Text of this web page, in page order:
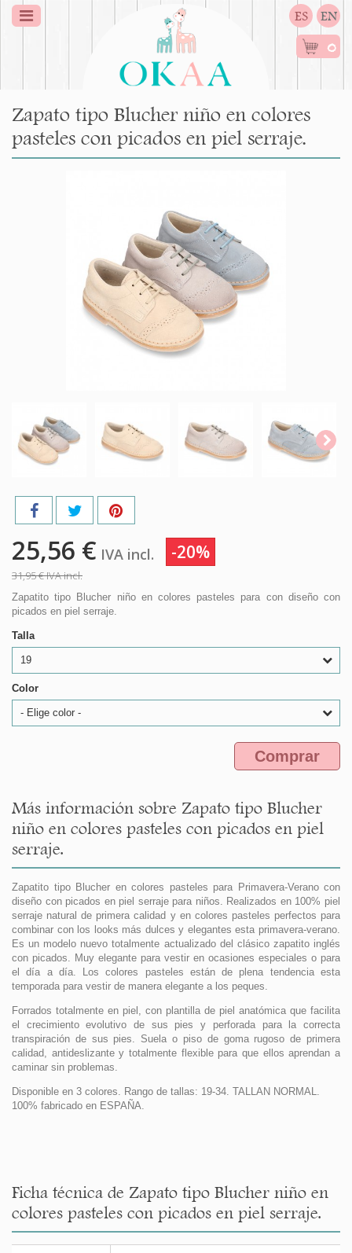
ES EN
0
Zapato tipo Blucher niño en colores
pasteles con picados en piel serraje.
25,56 € IVA incl. -20%
31,95 €IVA incl.
Zapatito tipo Blucher niño en colores pasteles para con diseño con
picados en piel serraje.
Talla
19
Color
- Elige color -
Comprar
Más información sobre Zapato tipo Blucher
niño en colores pasteles con picados en piel
serraje.
Zapatito tipo Blucher en colores pasteles para Primavera-Verano con
diseño con picados en piel serraje para niños. Realizados en 100% piel
serraje natural de primera calidad y en colores pasteles perfectos para
combinar con los looks más dulces y elegantes esta primavera-verano.
Es un modelo nuevo totalmente actualizado del clásico zapatito inglés
con picados. Muy elegante para vestir en ocasiones especiales o para
el día a día. Los colores pasteles están de plena tendencia esta
temporada para vestir de manera elegante a los peques.
Forrados totalmente en piel, con plantilla de piel anatómica que facilita
el crecimiento evolutivo de sus pies y perforada para la correcta
transpiración de sus pies. Suela o piso de goma rugoso de primera
calidad, antideslizante y totalmente flexible para que ellos aprendan a
caminar sin problemas.
Disponible en 3 colores. Rango de tallas: 19-34. TALLAN NORMAL.
100% fabricado en ESPAÑA.
Ficha técnica de Zapato tipo Blucher niño en
colores pasteles con picados en piel serraje.